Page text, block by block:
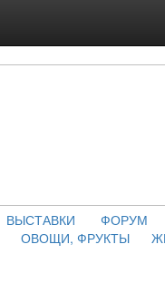
ВЫСТАВКИ ФОРУМ
ОВОЩИ, ФРУКТЫ